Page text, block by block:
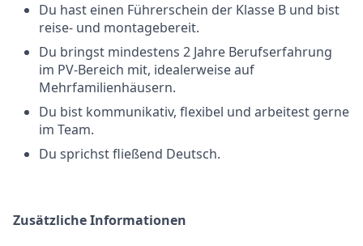
Du hast einen Führerschein der Klasse B und bist
reise- und montagebereit.
Du bringst mindestens 2 Jahre Berufserfahrung
im PV-Bereich mit, idealerweise auf
Mehrfamilienhäusern.
Du bist kommunikativ, flexibel und arbeitest gerne
im Team.
Du sprichst fließend Deutsch.
Zusätzliche Informationen